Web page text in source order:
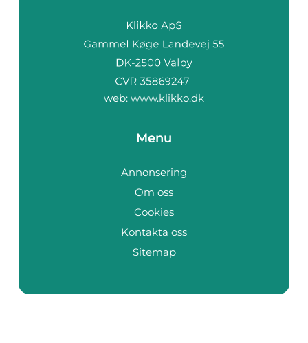
web: www.klikko.dk
Menu
Annonsering
Om oss
Cookies
Kontakta oss
Sitemap